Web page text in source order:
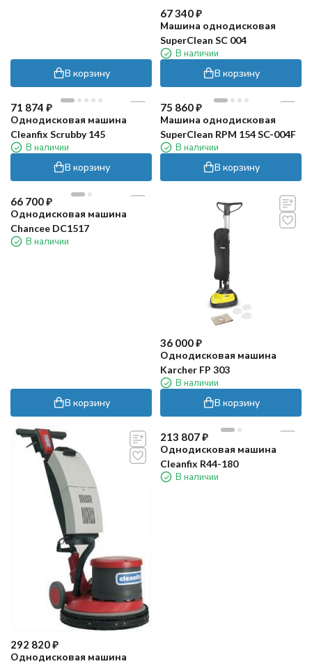
В корзину
67 340₽
Машина однодисковая
SuperClean SC 004
В наличии
В корзину
71 874 ₽
Однодисковая машина
Cleanfix Scrubby 145
В наличии
В корзину
75 860₽
Машина однодисковая
SuperClean RPM 154 SC-004F
В наличии
В корзину
66 700₽
Однодисковая машина
Chancee DC1517
В наличии
В корзину
36 000₽
Однодисковая машина
Karcher FP 303
В наличии
В корзину
292 820₽
Однодисковая машина
213 807₽
Однодисковая машина
Cleanfix R44-180
В наличии